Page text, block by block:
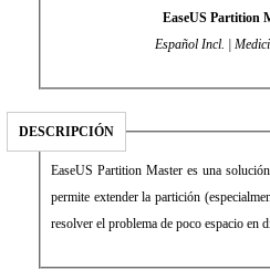
EaseUS Partition
Español Incl. |
DESCRIPCIÓN
EaseUS Partition Master es una
permite extender la partición
resolver el problema de poco espacio en